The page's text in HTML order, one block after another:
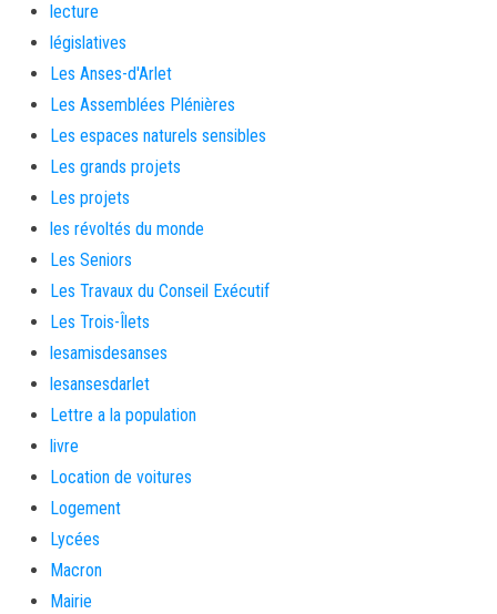
lecture
législatives
Les Anses-d'Arlet
Les Assemblées Plénières
Les espaces naturels sensibles
Les grands projets
Les projets
les révoltés du monde
Les Seniors
Les Travaux du Conseil Exécutif
Les Trois-Îlets
lesamisdesanses
lesansesdarlet
Lettre a la population
livre
Location de voitures
Logement
Lycées
Macron
Mairie